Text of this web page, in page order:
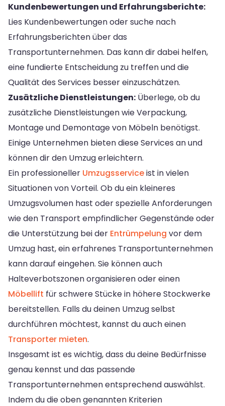
Kundenbewertungen und Erfahrungsberichte:
Lies Kundenbewertungen oder suche nach
Erfahrungsberichten über das
Transportunternehmen. Das kann dir dabei helfen,
eine fundierte Entscheidung zu treffen und die
Qualität des Services besser einzuschätzen.
Zusätzliche Dienstleistungen: Überlege, ob du
zusätzliche Dienstleistungen wie Verpackung,
Montage und Demontage von Möbeln benötigst.
Einige Unternehmen bieten diese Services an und
können dir den Umzug erleichtern.
Ein professioneller Umzugsserviceist in vielen
Situationen von Vorteil. Ob du ein kleineres
Umzugsvolumen hast oder spezielle Anforderungen
wie den Transport empfindlicher Gegenstände oder
die Unterstützung bei der Entrümpelung vor dem
Umzug hast, ein erfahrenes Transportunternehmen
kann darauf eingehen. Sie können auch
Halteverbotszonen organisieren oder einen
Möbellift für schwere Stücke in höhere Stockwerke
bereitstellen. Falls du deinen Umzug selbst
durchführen möchtest, kannst du auch einen
Transporter mieten.
Insgesamt ist es wichtig, dass du deine Bedürfnisse
genau kennst und das passende
Transportunternehmen entsprechend auswählst.
Indem du die oben genannten Kriterien